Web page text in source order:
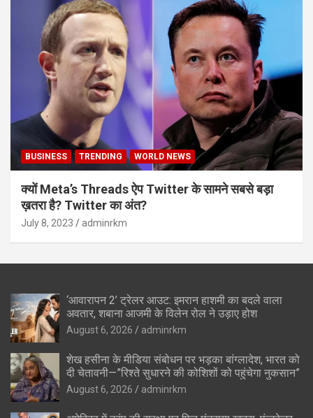
BUSINESS TRENDING WORLD NEWS
क्यों Meta’s Threads ऐप Twitter के सामने सबसे बड़ा
ख़तरा है? Twitter का अंत?
July 8, 2023 adminrkm
‘आवारापन 2’ ट्रेलर आउट: इमरान हाशमी का बदले वाला
अवतार, शबाना आजमी के विलेन रोल ने उड़ाए होश
August 6, 2026 adminrkm
शेख हसीना के मीडिया संबोधन पर भड़का बांग्लादेश, भारत को
दी चेतावनी—”रिश्ते सुधारने की कोशिशों को पहुंचेगा नुकसान”
August 6, 2026 adminrkm